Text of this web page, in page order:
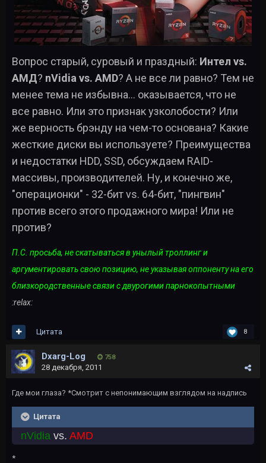
Вопрос старый, суровый и праздный: Интел vs.
АМД? nVidia vs. AMD? А не все ли равно? Тем не
менее тема не избывна... оказывается, что не
все равно. Или это признак узколобости? Или
же верность брэнду на чем-то основана? Какие
жесткие диски вы используете? Преимущества
и недостатки HDD, SSD, обсуждаем RAID-
массивы, производителей. Ну, и конечно же,
"операционки" - 32-бит vs. 64-бит, "пингвин"
против всего этого продажного мира! Или не
против?
П.С. просьба, не скатываться в унылый троллинг и
аргументировать свою позицию, не указывая оппоненту на его
близкородственные связи с двурогими парнокопытными
:relax:
8
Цитата
Dxarg-Log 758
28 декабря, 2011
Где мои глаза? *Смотрит с непонимающим взглядом на надпись
Цитата
nVidia vs. AMD
*